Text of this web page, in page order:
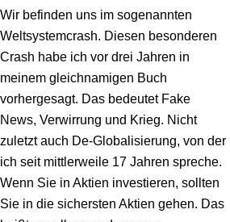
Wir befinden uns im sogenannten
Weltsystemcrash. Diesen besonderen
Crash habe ich vor drei Jahren in
meinem gleichnamigen Buch
vorhergesagt. Das bedeutet Fake
News, Verwirrung und Krieg. Nicht
zuletzt auch De-Globalisierung, von der
ich seit mittlerweile 17 Jahren spreche.
Wenn Sie in Aktien investieren, sollten
Sie in die sichersten Aktien gehen. Das